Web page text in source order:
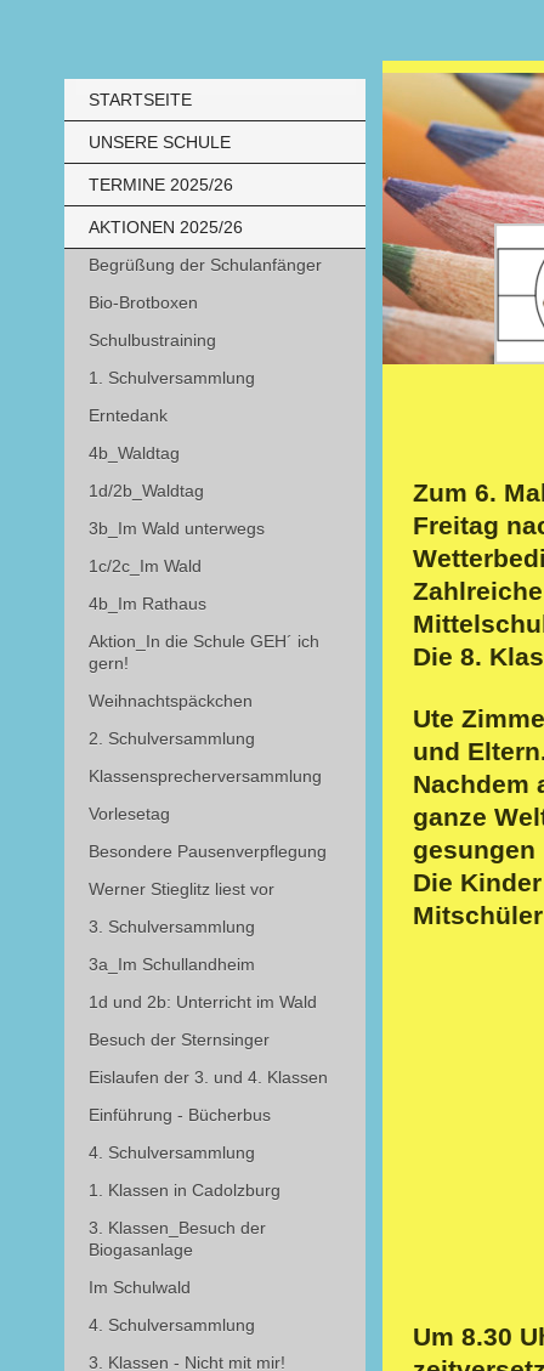
Zum 6.
Freitag
Die 8.
Ute
und
Nachdem
ganze
gesungen
Die
Um 8.30
STARTSEITE
UNSERE SCHULE
TERMINE 2025/26
AKTIONEN 2025/26
Begrüßung der Schulanfänger
Bio-Brotboxen
Schulbustraining
1. Schulversammlung
Erntedank
4b_Waldtag
1d/2b_Waldtag
3b_Im Wald unterwegs
1c/2c_Im Wald
4b_Im Rathaus
Aktion_In die Schule GEH´ ich
gern!
Weihnachtspäckchen
2. Schulversammlung
Klassensprecherversammlung
Vorlesetag
Besondere Pausenverpflegung
Werner Stieglitz liest vor
3. Schulversammlung
3a_Im Schullandheim
1d und 2b: Unterricht im Wald
Besuch der Sternsinger
Eislaufen der 3. und 4. Klassen
Einführung - Bücherbus
4. Schulversammlung
1. Klassen in Cadolzburg
3. Klassen_Besuch der
Biogasanlage
Im Schulwald
4. Schulversammlung
3. Klassen - Nicht mit mir!